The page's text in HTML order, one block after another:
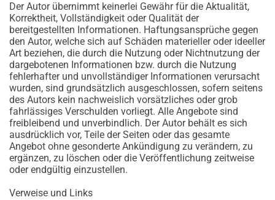
Der Autor übernimmt keinerlei Gewähr für die Aktualität,
Korrektheit, Vollständigkeit oder Qualität der
bereitgestellten Informationen. Haftungsansprüche gegen
den Autor, welche sich auf Schäden materieller oder ideeller
Art beziehen, die durch die Nutzung oder Nichtnutzung der
dargebotenen Informationen bzw. durch die Nutzung
fehlerhafter und unvollständiger Informationen verursacht
wurden, sind grundsätzlich ausgeschlossen, sofern seitens
des Autors kein nachweislich vorsätzliches oder grob
fahrlässiges Verschulden vorliegt. Alle Angebote sind
freibleibend und unverbindlich. Der Autor behält es sich
ausdrücklich vor, Teile der Seiten oder das gesamte
Angebot ohne gesonderte Ankündigung zu verändern, zu
ergänzen, zu löschen oder die Veröffentlichung zeitweise
oder endgültig einzustellen.
Verweise und Links